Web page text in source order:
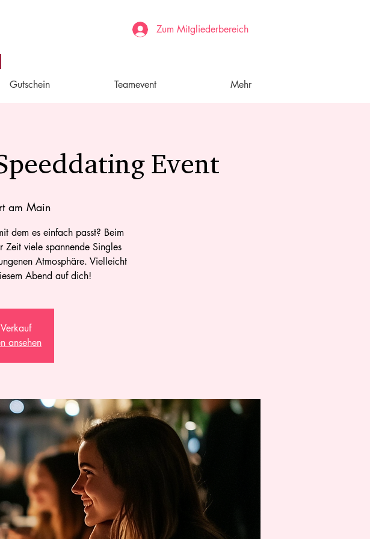
Zum Mitgliederbereich
Gutschein Teamevent Mehr
Event
am Main
dem es einfach passt? Beim
viele spannende Singles
Atmosphäre. Vielleicht
Abend auf dich!
ansehen